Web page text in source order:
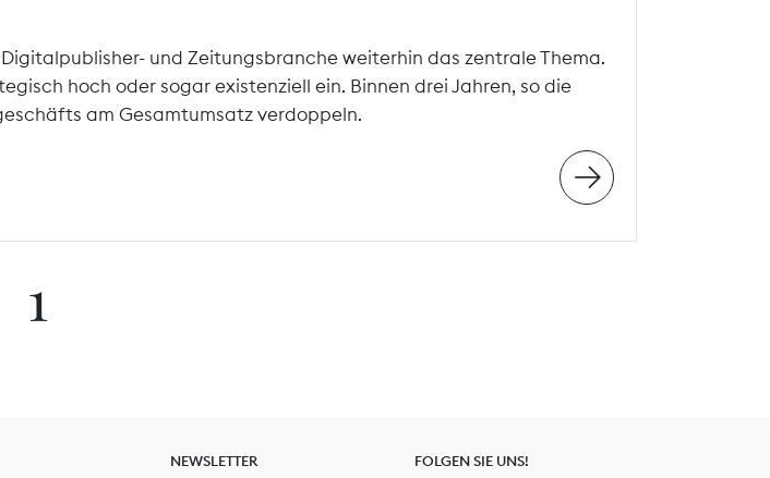
und Zeitungsbranche weiterhin das zentrale Thema.
hoch oder sogar existenziell ein. Binnen drei Jahren, so die
am Gesamtumsatz verdoppeln.
1
NEWSLETTER FOLGEN SIE UNS!